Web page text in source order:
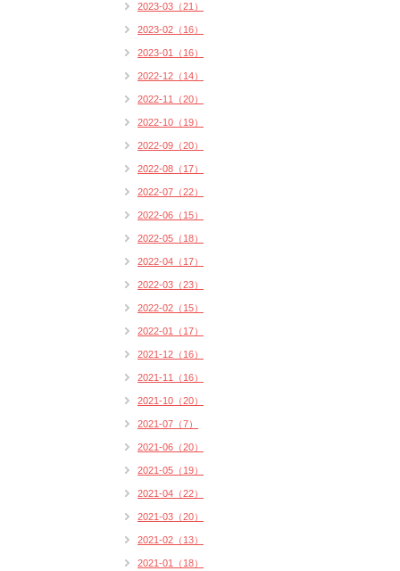
2023-03（21）
2023-02（16）
2023-01（16）
2022-12（14）
2022-11（20）
2022-10（19）
2022-09（20）
2022-08（17）
2022-07（22）
2022-06（15）
2022-05（18）
2022-04（17）
2022-03（23）
2022-02（15）
2022-01（17）
2021-12（16）
2021-11（16）
2021-10（20）
2021-07（7）
2021-06（20）
2021-05（19）
2021-04（22）
2021-03（20）
2021-02（13）
2021-01（18）